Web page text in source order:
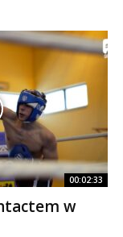
00:02:33
w